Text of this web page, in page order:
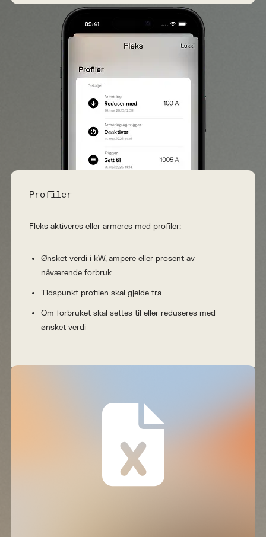
Profiler
Fleks aktiveres eller armeres med profiler:
Ønsket verdi i kW, ampere eller prosent av
nåværende forbruk
Tidspunkt profilen skal gjelde fra
Om forbruket skal settes til eller reduseres med
ønsket verdi